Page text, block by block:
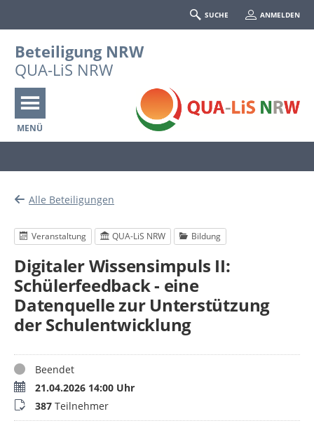
SUCHE ANMELDEN
Beteiligung NRW
QUA-LiS NRW
MENÜ
Alle Beteiligungen
Veranstaltung QUA-LiS NRW Bildung
Digitaler Wissensimpuls II:
Schülerfeedback - eine
Datenquelle zur Unterstützung
der Schulentwicklung
StatusBeendet
Termin21.04.2026 14:00 Uhr
Teilnehmer
387 Teilnehmer